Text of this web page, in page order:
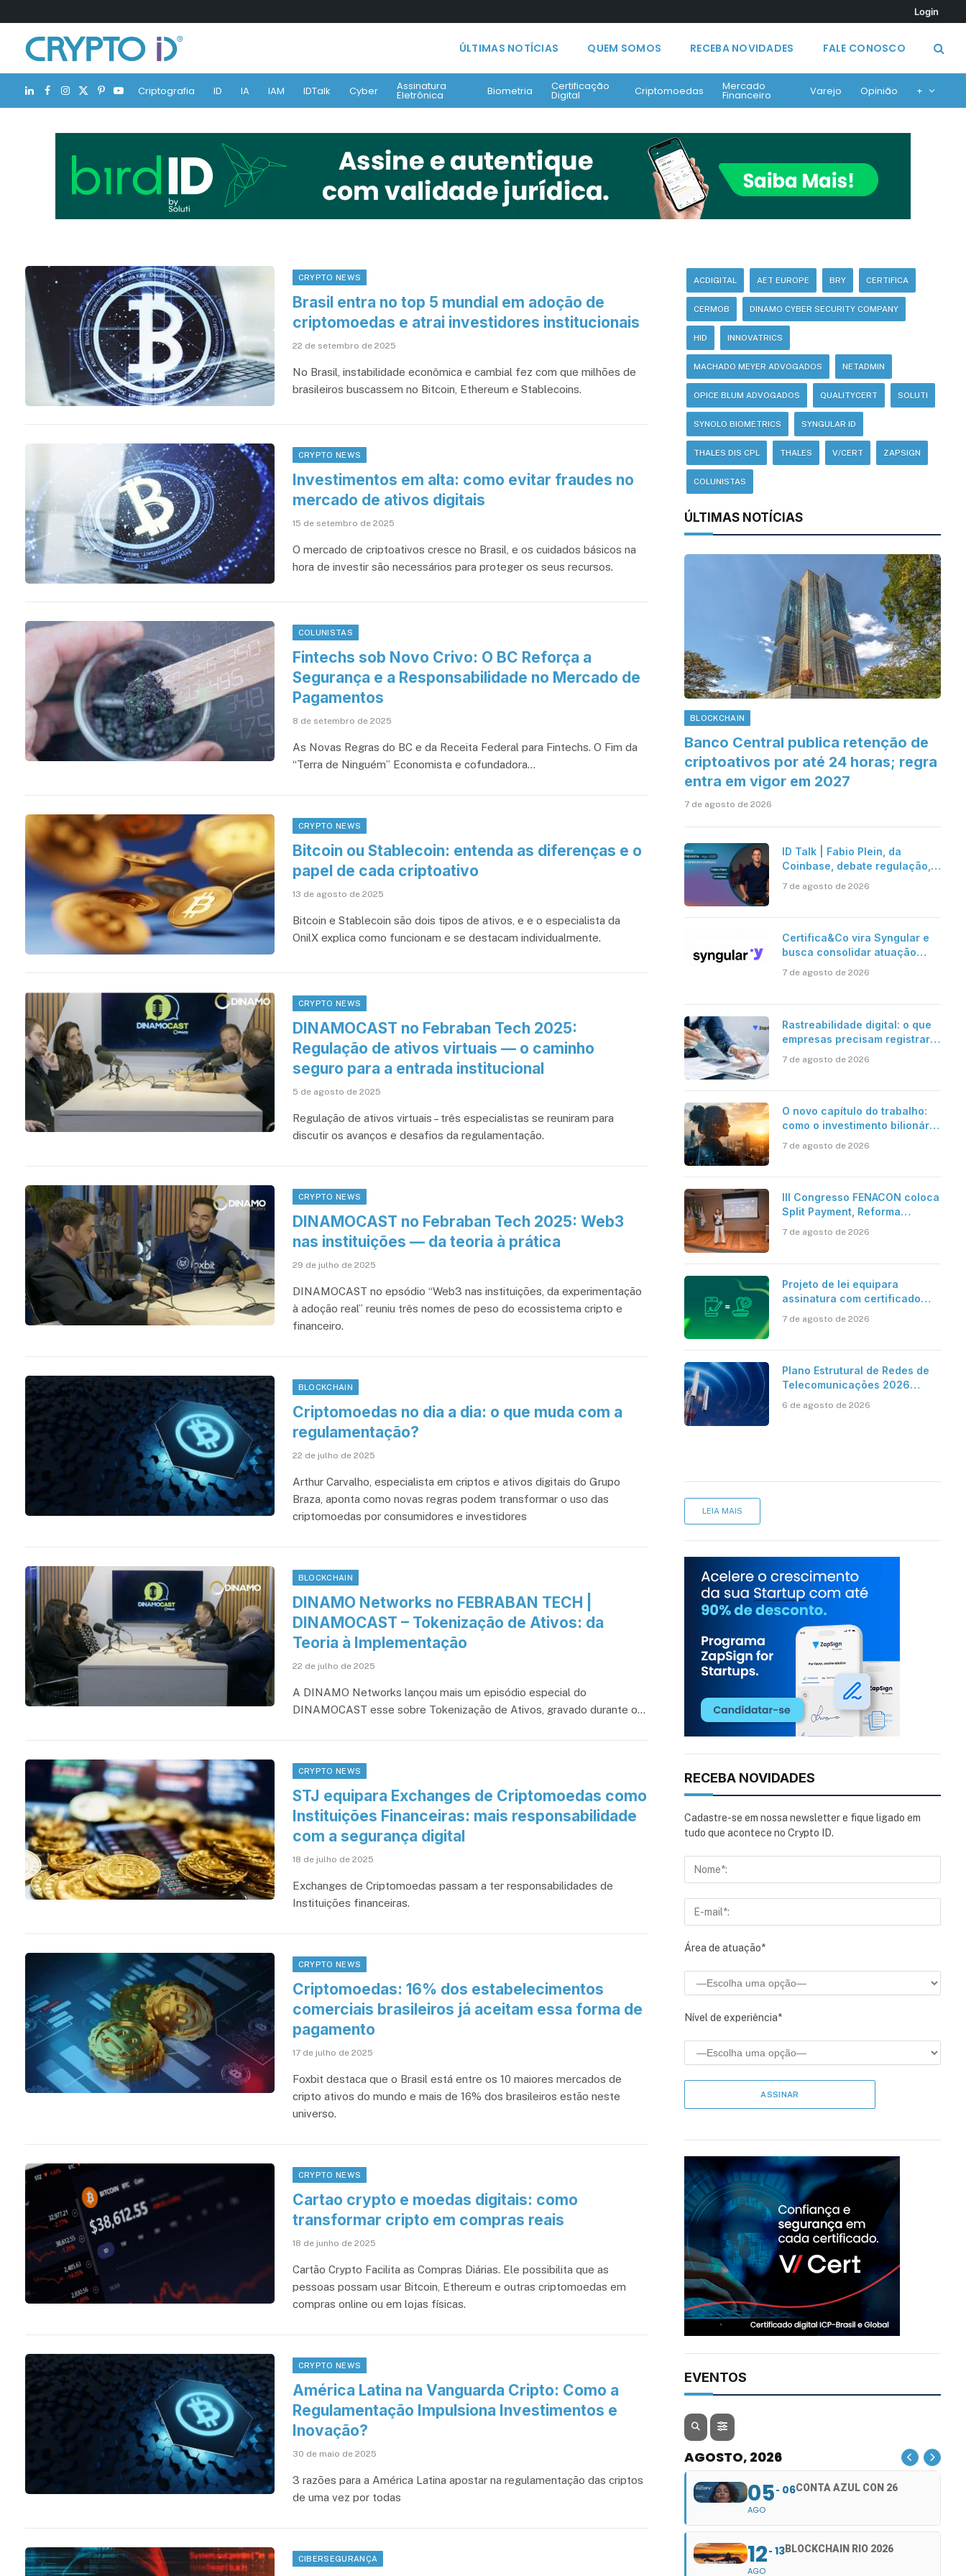
Login
ÚLTIMAS NOTÍCIAS QUEM SOMOS RECEBA NOVIDADES FALE CONOSCO
LinkedIn
Facebook
Instagram
X
(Twitter)
Pinterest
YouTubeCriptografia ID IA IAM IDTalk Cyber Assinatura
Eletrônica Biometria Certificação
Digital Criptomoedas Mercado
Financeiro Varejo Opinião +
CRYPTO NEWS
Brasil entra no top 5 mundial em adoção de
criptomoedas e atrai investidores institucionais
22 de setembro de 2025
No Brasil, instabilidade econômica e cambial fez com que milhões de
brasileiros buscassem no Bitcoin, Ethereum e Stablecoins.
CRYPTO NEWS
Investimentos em alta: como evitar fraudes no
mercado de ativos digitais
15 de setembro de 2025
O mercado de criptoativos cresce no Brasil, e os cuidados básicos na
hora de investir são necessários para proteger os seus recursos.
COLUNISTAS
Fintechs sob Novo Crivo: O BC Reforça a
Segurança e a Responsabilidade no Mercado de
Pagamentos
8 de setembro de 2025
As Novas Regras do BC e da Receita Federal para Fintechs. O Fim da
“Terra de Ninguém” Economista e cofundadora…
CRYPTO NEWS
Bitcoin ou Stablecoin: entenda as diferenças e o
papel de cada criptoativo
13 de agosto de 2025
Bitcoin e Stablecoin são dois tipos de ativos, e e o especialista da
OnilX explica como funcionam e se destacam individualmente.
CRYPTO NEWS
DINAMOCAST no Febraban Tech 2025:
Regulação de ativos virtuais — o caminho
seguro para a entrada institucional
5 de agosto de 2025
Regulação de ativos virtuais – três especialistas se reuniram para
discutir os avanços e desafios da regulamentação.
CRYPTO NEWS
DINAMOCAST no Febraban Tech 2025: Web3
nas instituições — da teoria à prática
29 de julho de 2025
DINAMOCAST no epsódio “Web3 nas instituições, da experimentação
à adoção real” reuniu três nomes de peso do ecossistema cripto e
financeiro.
BLOCKCHAIN
Criptomoedas no dia a dia: o que muda com a
regulamentação?
22 de julho de 2025
Arthur Carvalho, especialista em criptos e ativos digitais do Grupo
Braza, aponta como novas regras podem transformar o uso das
criptomoedas por consumidores e investidores
BLOCKCHAIN
DINAMO Networks no FEBRABAN TECH |
DINAMOCAST – Tokenização de Ativos: da
Teoria à Implementação
22 de julho de 2025
A DINAMO Networks lançou mais um episódio especial do
DINAMOCAST esse sobre Tokenização de Ativos, gravado durante o…
CRYPTO NEWS
STJ equipara Exchanges de Criptomoedas como
Instituições Financeiras: mais responsabilidade
com a segurança digital
18 de julho de 2025
Exchanges de Criptomoedas passam a ter responsabilidades de
Instituições financeiras.
CRYPTO NEWS
Criptomoedas: 16% dos estabelecimentos
comerciais brasileiros já aceitam essa forma de
pagamento
17 de julho de 2025
Foxbit destaca que o Brasil está entre os 10 maiores mercados de
cripto ativos do mundo e mais de 16% dos brasileiros estão neste
universo.
CRYPTO NEWS
Cartao crypto e moedas digitais: como
transformar cripto em compras reais
18 de junho de 2025
Cartão Crypto Facilita as Compras Diárias. Ele possibilita que as
pessoas possam usar Bitcoin, Ethereum e outras criptomoedas em
compras online ou em lojas físicas.
CRYPTO NEWS
América Latina na Vanguarda Cripto: Como a
Regulamentação Impulsiona Investimentos e
Inovação?
30 de maio de 2025
3 razões para a América Latina apostar na regulamentação das criptos
de uma vez por todas
CIBERSEGURANÇA
ACDIGITAL AET EUROPE BRY CERTIFICA
CERMOB DINAMO CYBER SECURITY COMPANY
HID INNOVATRICS
MACHADO MEYER ADVOGADOS NETADMIN
OPICE BLUM ADVOGADOS QUALITYCERT SOLUTI
SYNOLO BIOMETRICS SYNGULAR ID
THALES DIS CPL THALES V/CERT ZAPSIGN
COLUNISTAS
ÚLTIMAS NOTÍCIAS
BLOCKCHAIN
Banco Central publica retenção de
criptoativos por até 24 horas; regra
entra em vigor em 2027
7 de agosto de 2026
ID Talk | Fabio Plein, da
Coinbase, debate regulação,
7 de agosto de 2026
Certifica&Co vira Syngular e
busca consolidar atuação
7 de agosto de 2026
Rastreabilidade digital: o que
empresas precisam registrar
7 de agosto de 2026
O novo capítulo do trabalho:
como o investimento bilionário
a verdadeira era da
7 de agosto de 2026
III Congresso FENACON coloca
Split Payment, Reforma
debates
7 de agosto de 2026
Projeto de lei equipara
assinatura com certificado
reconhecimento de firma em
7 de agosto de 2026
Plano Estrutural de Redes de
Telecomunicações 2026
móvel, mas mantém desafio
6 de agosto de 2026
LEIA MAIS
RECEBA NOVIDADES
Cadastre-se em nossa newsletter e fique ligado em
tudo que acontece no Crypto ID.
Área de atuação*
Nível de experiência*
EVENTOS
AGOSTO, 2026
05
AGO
06CONTA AZUL CON 26
12
AGO
13BLOCKCHAIN RIO 2026